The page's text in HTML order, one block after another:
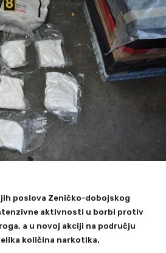
poslova Zeničko-dobojskog
aktivnosti u borbi protiv
a u novoj akciji na području
količina narkotika.